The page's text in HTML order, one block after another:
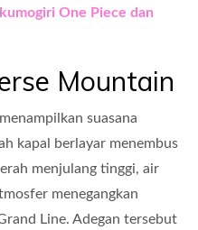
One Piece dan
Mountain
suasana
kapal berlayar menembus
menjulang tinggi, air
menegangkan
Line. Adegan tersebut